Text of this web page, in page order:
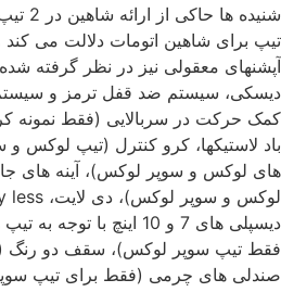
تیپ برای شاهین اتومات دلالت می
آپشنهای معقولی نیز در نظر گرفته
دیسکی، سیستم ضد قفل ترمز و سیستم
کمک حرکت در سربالایی (فقط نمونه
های لوکس و سوپر لوکس)، آینه های
دیسپلی های 7 و 10 اینچ
فقط تیپ سوپر لوکس)، سقف دو رنگ
صندلی های چرمی (فقط برای تیپ